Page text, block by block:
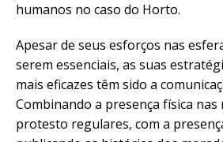
humanos no caso do Horto.
Apesar de seus esforços nas
serem essenciais, as suas
mais eficazes têm sido a
Combinando a presença física nas
protesto regulares, com a